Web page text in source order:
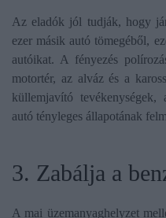
Az eladók jól tudják, hogy
ezer másik autó tömegéből,
autóikat. A fényezés
motortér, az alváz és a
küllemjavító
autó tényleges állapotának
3. Zabálja a
A mai üzemanyaghelyzet